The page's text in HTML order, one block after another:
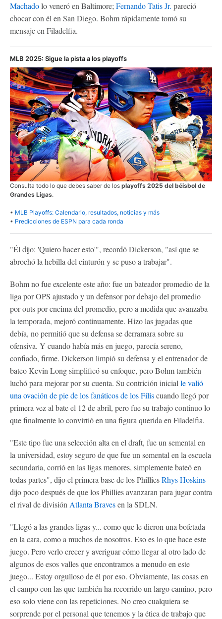
Machadolo veneró en Baltimore; Fernando Tatis Jr. pareció
chocar con él en San Diego. Bohm rápidamente tomó su
mensaje en Filadelfia.
MLB 2025: Sigue la pista a los playoffs
Consulta todo lo que debes saber de los playoffs 2025 del béisbol de
Grandes Ligas.
• MLB Playoffs: Calendario, resultados, noticias y más
• Predicciones de ESPN para cada ronda
"Él dijo: 'Quiero hacer esto'", recordó Dickerson, "así que se
abrochó la hebilla del cinturón y se puso a trabajar".
Bohm no fue excelente este año: fue un bateador promedio de la
liga por OPS ajustado y un defensor por debajo del promedio
por outs por encima del promedio, pero a medida que avanzaba
la temporada, mejoró continuamente. Hizo las jugadas que
debía, no permitió que su defensa se derramara sobre su
ofensiva. Y cuando había más en juego, parecía sereno,
confiado, firme. Dickerson limpió su defensa y el entrenador de
bateo Kevin Long simplificó su enfoque, pero Bohm también
luchó para mejorar por su cuenta. Su contrición inicial le valió
una ovación de pie de los fanáticos de los Filiscuando llegó por
primera vez al bate el 12 de abril, pero fue su trabajo continuo lo
que finalmente lo convirtió en una figura querida en Filadelfia.
"Este tipo fue una selección alta en el draft, fue un semental en
la universidad, estoy seguro de que fue un semental en la escuela
secundaria, corrió en las ligas menores, simplemente bateó en
todas partes", dijo el primera base de los PhilliesRhys Hoskins
dijo poco después de que los Phillies avanzaran para jugar contra
el rival de división Atlanta Bravesen la SDLN.
"Llegó a las grandes ligas y... como que le dieron una bofetada
en la cara, como a muchos de nosotros. Eso es lo que hace este
juego. Pero verlo crecer y averiguar cómo llegar al otro lado de
algunos de esos valles que encontramos a menudo en este
juego... Estoy orgulloso de él por eso. Obviamente, las cosas en
el campo con las que también ha recorrido un largo camino, pero
eso solo viene con las repeticiones. No creo cualquiera se
sorprende por el personal que tenemos y la ética de trabajo que